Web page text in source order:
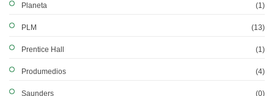
Planeta (1)
PLM (13)
Prentice Hall (1)
Produmedios (4)
Saunders (0)